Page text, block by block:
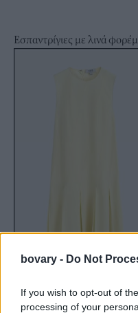
bovary - Do Not
If you wish to opt-out of
processing of your
Εσπαντρίγιες με λινά